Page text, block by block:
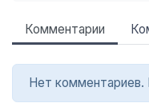
Комментарии
Нет